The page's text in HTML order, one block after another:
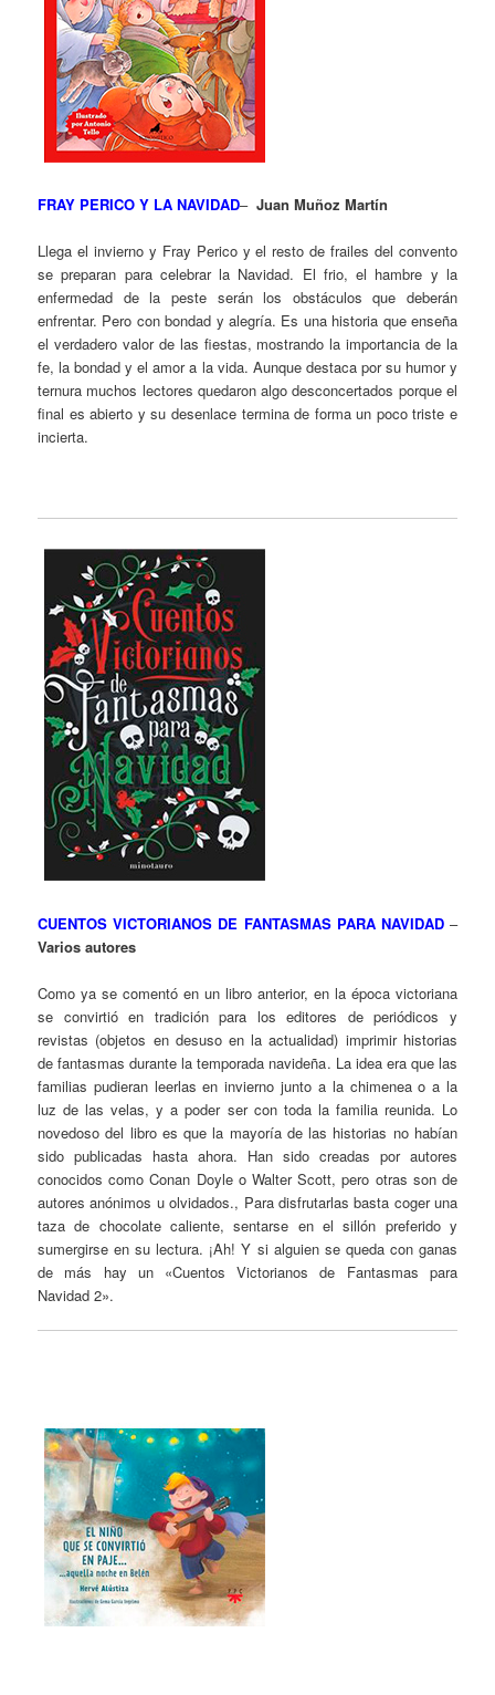
FRAY PERICO Y LA NAVIDAD–Juan Muñoz Martín
Llega el invierno y Fray Perico y el resto de frailes del convento
se preparan para celebrar la Navidad. El frio, el hambre y la
enfermedad de la peste serán los obstáculos que deberán
enfrentar. Pero con bondad y alegría. Es una historia que enseña
el verdadero valor de las fiestas, mostrando la importancia de la
fe, la bondad y el amor a la vida. Aunque destaca por su humor y
ternura muchos lectores quedaron algo desconcertados porque el
final es abierto y su desenlace termina de forma un poco triste e
incierta.
CUENTOS VICTORIANOS DE FANTASMAS PARA NAVIDAD–
Varios autores
Como ya se comentó en un libro anterior, en la época victoriana
se convirtió en tradición para los editores de periódicos y
revistas (objetos en desuso en la actualidad) imprimir historias
de fantasmas durante la temporada navideña. La idea era que las
familias pudieran leerlas en invierno junto a la chimenea o a la
luz de las velas, y a poder ser con toda la familia reunida. Lo
novedoso del libro es que la mayoría de las historias no habían
sido publicadas hasta ahora. Han sido creadas por autores
conocidos como Conan Doyle o Walter Scott, pero otras son de
autores anónimos u olvidados., Para disfrutarlas basta coger una
taza de chocolate caliente, sentarse en el sillón preferido y
sumergirse en su lectura. ¡Ah! Y si alguien se queda con ganas
de más hay un «Cuentos Victorianos de Fantasmas para
Navidad 2».